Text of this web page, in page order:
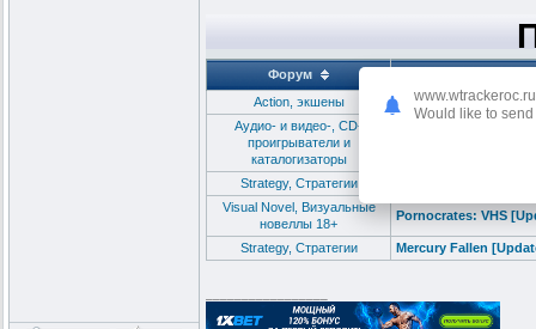
Форум
Action, экшены
KAKU: Ancient Seal
Аудио- и видео-, CD-
проигрыватели и
каталогизаторы
Strategy, Стратегии
Visual Novel, Визуальные
новеллы 18+
Pornocrates: VHS
Strategy, Стратегии Mercury Fallen
www.wtrackeroc.ru
Would like to